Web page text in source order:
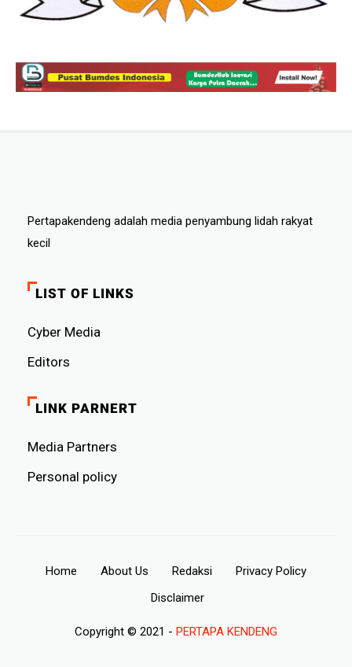
Pertapakendeng adalah media penyambung lidah rakyat
kecil
LIST OF LINKS
Cyber ​​Media
Editors
LINK PARNERT
Media Partners
Personal policy
Home About Us Redaksi
Privacy Policy
Disclaimer
Copyright © 2021 - PERTAPA KENDENG